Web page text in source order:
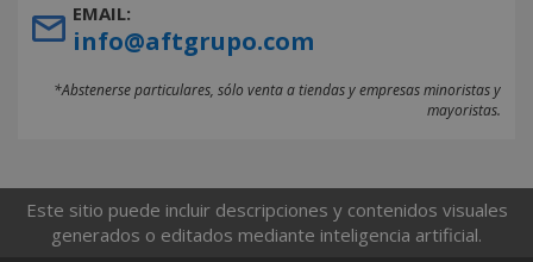
EMAIL:
info@aftgrupo.com
*Abstenerse particulares, sólo venta a tiendas y empresas minoristas y
mayoristas.
Este sitio puede incluir descripciones y contenidos visuales
generados o editados mediante inteligencia artificial.